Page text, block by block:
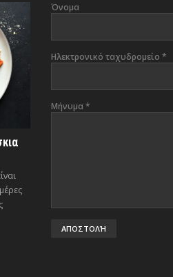
Όνομα
Ηλεκτρονικό ταχυδρομείο *
Μήνυμα *